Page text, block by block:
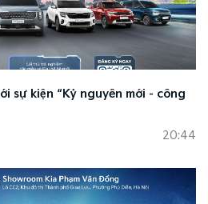
sự kiện “Kỷ nguyên mới - công
20:44